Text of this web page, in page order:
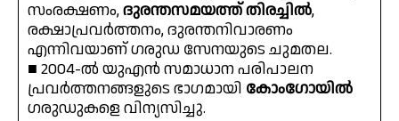
സംരക്ഷണം,ദുരന്തസമയത്ത് തിരച്ചിൽ,
രക്ഷാപ്രവർത്തനം, ദുരന്തനിവാരണം
എന്നിവയാണ് ഗരുഡ സേനയുടെ ചുമതല.
■ 2004-ൽ യുഎൻ സമാധാന പരിപാലന
പ്രവർത്തനങ്ങളുടെ ഭാഗമായി കോംഗോയിൽ
ഗരുഡുകളെ വിന്യസിച്ചു.